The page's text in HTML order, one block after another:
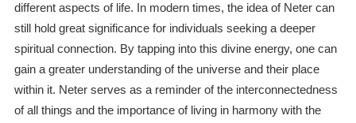
different aspects of life. In modern times, the idea of Neter can
still hold great significance for individuals seeking a deeper
spiritual connection. By tapping into this divine energy, one can
gain a greater understanding of the universe and their place
within it. Neter serves as a reminder of the interconnectedness
of all things and the importance of living in harmony with the